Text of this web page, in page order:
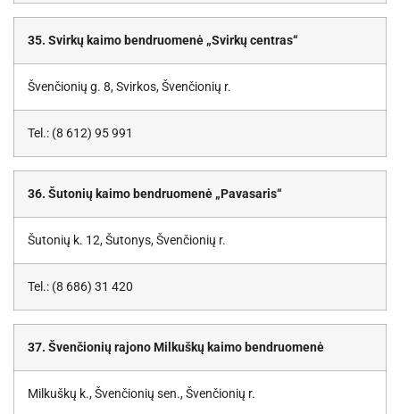
35. Svirkų kaimo bendruomenė „Svirkų centras“
Švenčionių g. 8, Svirkos, Švenčionių r.
Tel.: (8 612) 95 991
36. Šutonių kaimo bendruomenė „Pavasaris“
Šutonių k. 12, Šutonys, Švenčionių r.
Tel.: (8 686) 31 420
37. Švenčionių rajono Milkuškų kaimo bendruomenė
Milkuškų k., Švenčionių sen., Švenčionių r.